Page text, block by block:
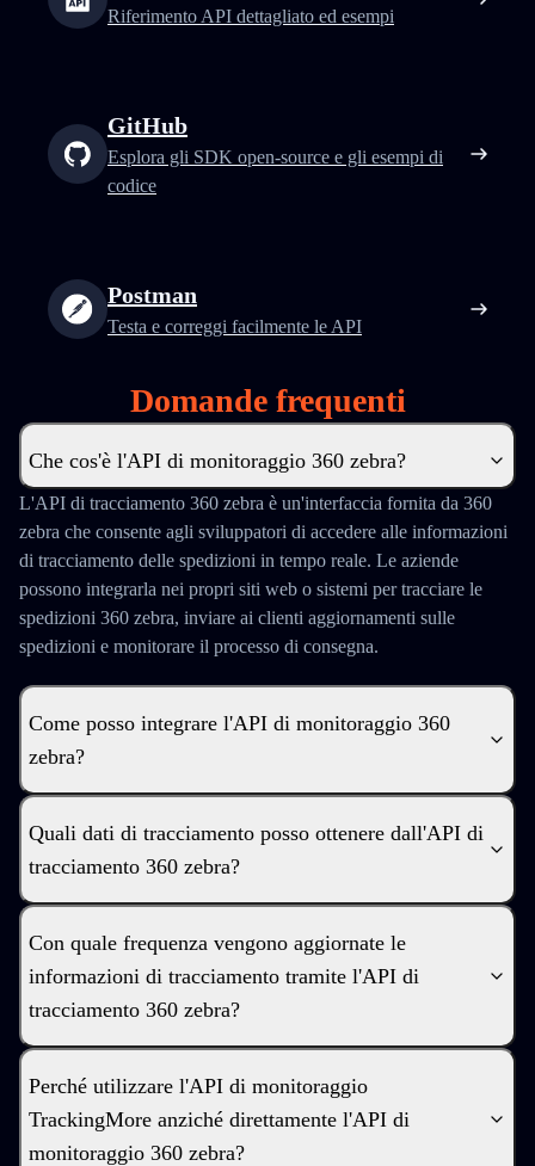
Riferimento API dettagliato ed esempi
GitHub
Esplora gli SDK open-source e gli esempi di
codice
Postman
Testa e correggi facilmente le API
Domande frequenti
Che cos'è l'API di monitoraggio 360 zebra?
L'API di tracciamento 360 zebra è un'interfaccia fornita da 360
zebra che consente agli sviluppatori di accedere alle informazioni
di tracciamento delle spedizioni in tempo reale. Le aziende
possono integrarla nei propri siti web o sistemi per tracciare le
spedizioni 360 zebra, inviare ai clienti aggiornamenti sulle
spedizioni e monitorare il processo di consegna.
Come posso integrare l'API di monitoraggio 360
zebra?
Quali dati di tracciamento posso ottenere dall'API di
tracciamento 360 zebra?
Con quale frequenza vengono aggiornate le
informazioni di tracciamento tramite l'API di
tracciamento 360 zebra?
Perché utilizzare l'API di monitoraggio
TrackingMore anziché direttamente l'API di
monitoraggio 360 zebra?